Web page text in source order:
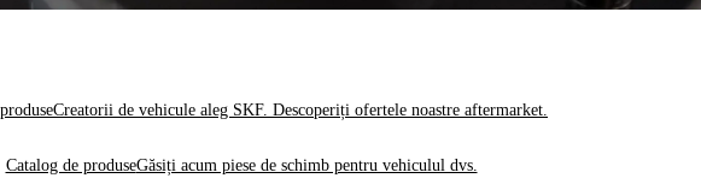
Creatorii de vehicule aleg SKF. Descoperiți ofertele noastre aftermarket.
Catalog de produseGăsiți acum piese de schimb pentru vehiculul dvs.